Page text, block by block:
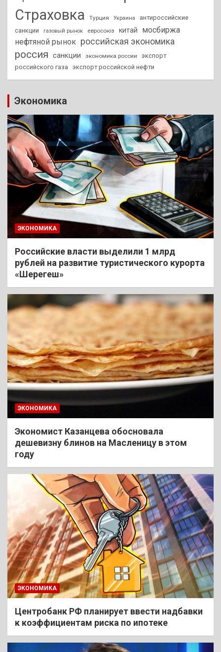
Страховка
Турция Украина
антироссийские
санкции
газовый рынок евросоюз китай
мосбиржа
нефтяной рынок российская экономика
россия санкции экономика россии
экспорт
российского газа
экспорт российской нефти
Экономика
ЭКОНОМИКА
Российские власти выделили 1 млрд
рублей на развитие туристического курорта
«Шерегеш»
ЭКОНОМИКА
Экономист Казанцева обосновала
дешевизну блинов на Масленицу в этом
году
ЭКОНОМИКА
Центробанк РФ планирует ввести надбавки
к коэффициентам риска по ипотеке